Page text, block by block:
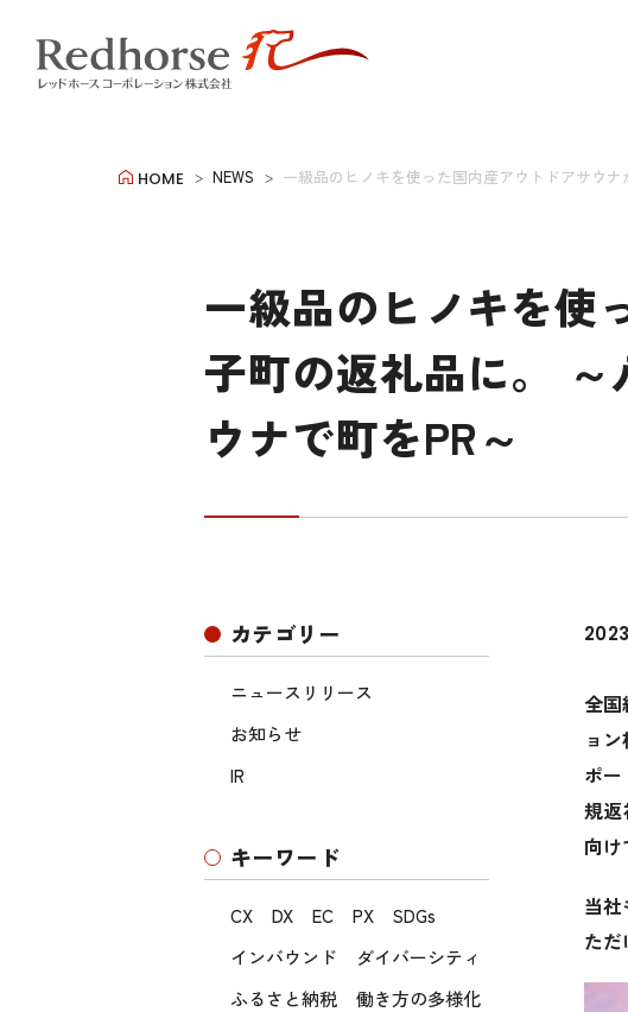
HOME NEWS 一級品のヒノキを使った国内産アウトドアサウ
一級品のヒノキを使
子町の返礼品に。
ウナで町をPR～
カテゴリー
ニュースリリース
お知らせ
IR
キーワード
CX DX EC PX
SDGs
インバウンド
ダイバーシティ
ふるさと納税
働き方の多様化
全国
ョ
ポ
規返
向け
当
ただ